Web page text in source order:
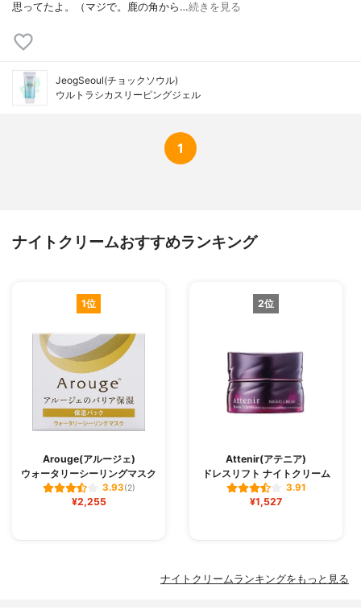
思ってたよ。（マジで。鹿の角から…続きを見る
JeogSeoul(チョックソウル)
ウルトラシカスリーピングジェル
1
ナイトクリームおすすめランキング
1位
Arouge(アルージェ)
ウォータリーシーリングマスク
3.93(2)
¥2,255
2位
Attenir(アテニア)
ドレスリフト ナイトクリーム
3.91
¥1,527
ナイトクリームランキングをもっと見る